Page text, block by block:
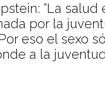
“La salud
por la
eso el sexo
a la